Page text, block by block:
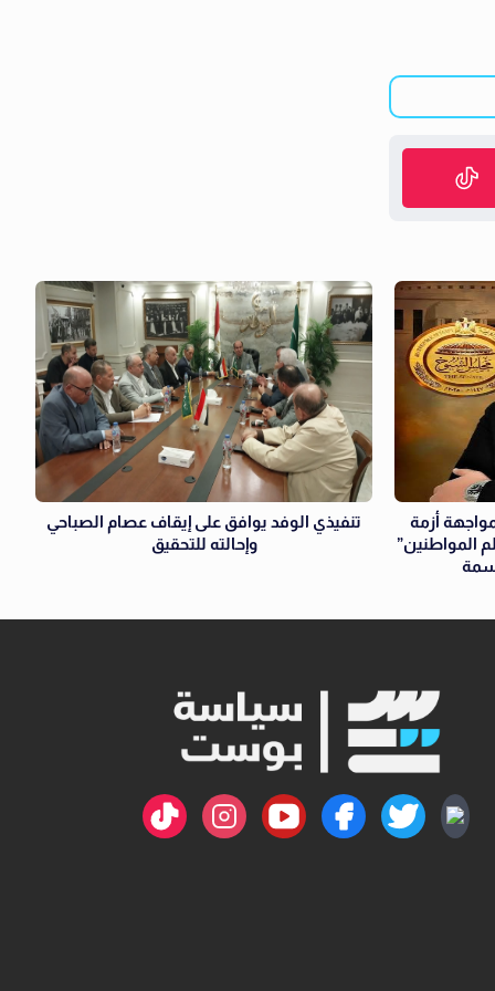
أزمة
المواطنين”
تنفيذي الوفد يوافق على إيقاف عصام الصباحي
وإحالته للتحقيق